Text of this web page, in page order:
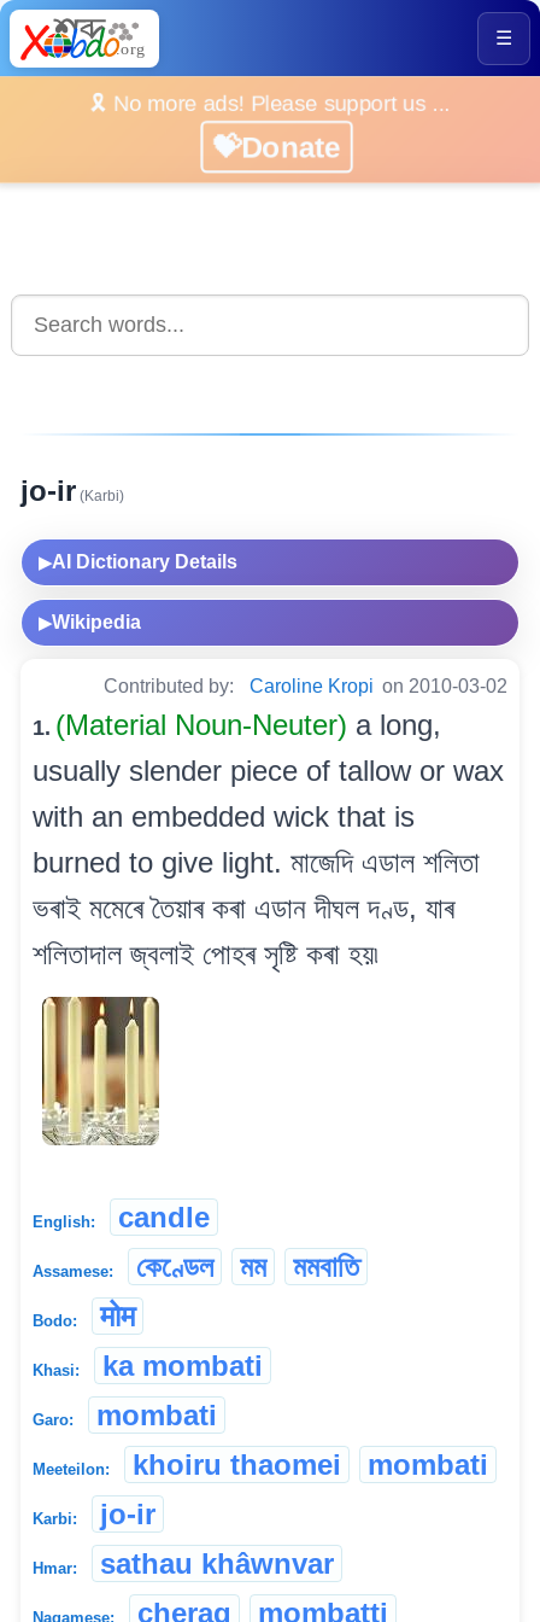
☰
🎗️ No more ads! Please support us ...
💝Donate
jo-ir (Karbi)
▶AI Dictionary Details
▶Wikipedia
Contributed by: Caroline Kropi on 2010-03-02
1. (Material Noun-Neuter) a long,
usually slender piece of tallow or wax
with an embedded wick that is
burned to give light. মাজেদি এডাল শলিতা
ভৰাই মমেৰে তৈয়াৰ কৰা এডান দীঘল দণ্ড, যাৰ
শলিতাদাল জ্বলাই পোহৰ সৃষ্টি কৰা হয়৷
English: candle
Assamese: কেণ্ডেল মম মমবাতি
Bodo: मोम
Khasi: ka mombati
Garo: mombati
Meeteilon: khoiru thaomei mombati
Karbi: jo-ir
Hmar: sathau khâwnvar
Nagamese: cherag mombatti